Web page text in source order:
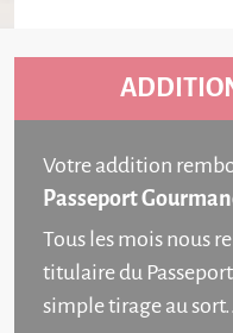
Votre addition
Passeport
Tous les mois nous
titulaire du
simple tirage au